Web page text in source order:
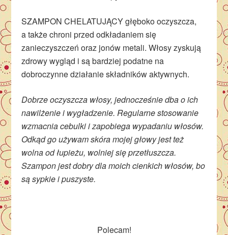
SZAMPON CHELATUJĄCY głęboko oczyszcza,
a także chroni przed odkładaniem się
zanieczyszczeń oraz jonów metali. Włosy zyskują
zdrowy wygląd i są bardziej podatne na
dobroczynne działanie składników aktywnych.
Dobrze oczyszcza włosy, jednocześnie dba o ich
nawilżenie i wygładzenie. Regularne stosowanie
wzmacnia cebulki i zapobiega wypadaniu włosów.
Odkąd go używam skóra mojej głowy jest też
wolna od łupieżu, wolniej się przetłuszcza.
Szampon jest dobry dla moich cienkich włosów, bo
są sypkie i puszyste.
Polecam!